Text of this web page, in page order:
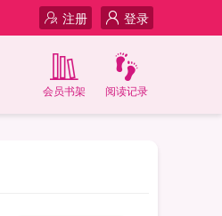
登录
注册
阅读记录
会员书架